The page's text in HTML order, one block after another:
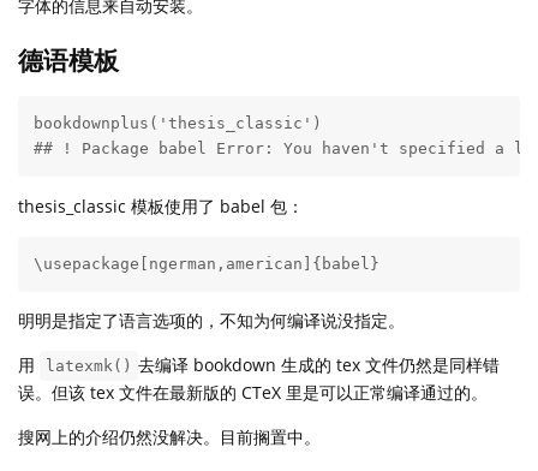
字体的信息来自动安装。
德语模板
bookdownplus('thesis_classic')
## ! Package babel Error: You haven't specified a
thesis_classic 模板使用了 babel 包：
\usepackage[ngerman,american]{babel}
明明是指定了语言选项的，不知为何编译说没指定。
用
latexmk() 去编译 bookdown 生成的 tex 文件仍然是同样错
误。但该 tex 文件在最新版的 CTeX 里是可以正常编译通过的。
搜网上的介绍仍然没解决。目前搁置中。